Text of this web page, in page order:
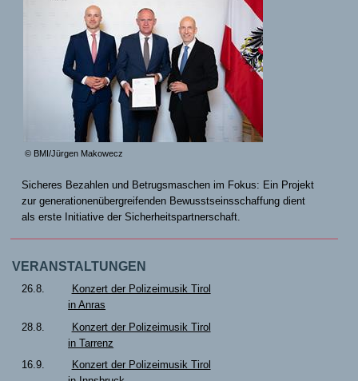
© BMI/Jürgen Makowecz
Sicheres Bezahlen und Betrugsmaschen im Fokus: Ein Projekt
zur generationenübergreifenden Bewusstseinsschaffung dient
als erste Initiative der Sicherheitspartnerschaft.
VERANSTALTUNGEN
26.8.
Konzert der Polizeimusik Tirol
in Anras
28.8.
Konzert der Polizeimusik Tirol
in Tarrenz
16.9.
Konzert der Polizeimusik Tirol